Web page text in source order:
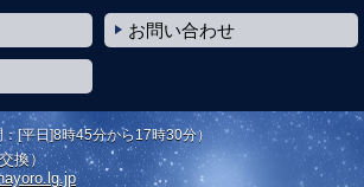
お問い合わせ
：[平日]8時45分から17時30分）
換）